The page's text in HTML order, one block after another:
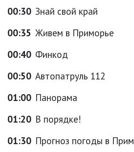
00:30 Знай свой край
00:35 Живем в Приморье
00:40 Финкод
00:50 Автопатруль 112
01:00 Панорама
01:20 В порядке!
01:30 Прогноз погоды в